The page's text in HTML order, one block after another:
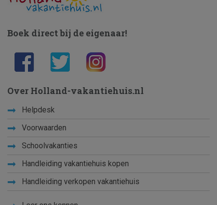
Boek direct bij de eigenaar!
Over Holland-vakantiehuis.nl
Helpdesk
Voorwaarden
Schoolvakanties
Handleiding vakantiehuis kopen
Handleiding verkopen vakantiehuis